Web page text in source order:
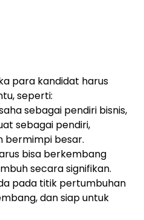
para kandidat harus
seperti:
sebagai pendiri bisnis,
sebagai pendiri,
bermimpi besar.
bisa berkembang
secara signifikan.
pada titik pertumbuhan
dan siap untuk